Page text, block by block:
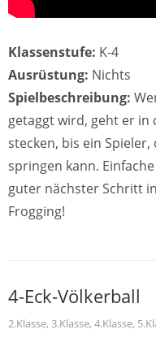
Klassenstufe: K-4
Ausrüstung: Nichts
Spielbeschreibung:
getaggt wird, geht er
stecken, bis ein
springen kann.
guter nächster Schritt
Frogging!
4-Eck-Völkerball
2.Klasse, 3.Klasse, 4.Klasse,